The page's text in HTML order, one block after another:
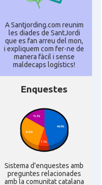
A Santjording.com reunim
les diades de SantJordi
que es fan arreu del mon,
i expliquem com fer-ne de
manera fàcil i sense
maldecaps logí­stics!
Enquestes
Sistema d'enquestes amb
preguntes relacionades
amb la comunitat catalana